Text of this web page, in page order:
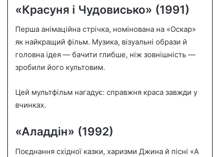
«Красуня і Чудовисько» (1991)
Перша анімаційна стрічка, номінована на «Оскар»
як найкращий фільм. Музика, візуальні образи й
головна ідея — бачити глибше, ніж зовнішність —
зробили його культовим.
Цей мультфільм нагадує: справжня краса завжди у
вчинках.
«Аладдін» (1992)
Поєднання східної казки, харизми Джина й пісні «A